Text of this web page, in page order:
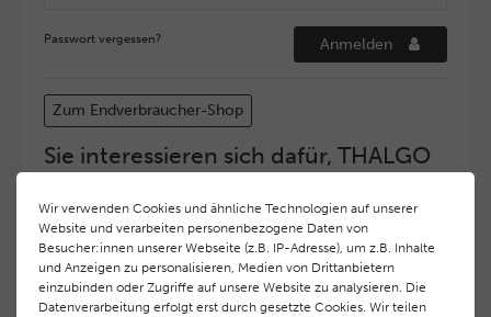
Passwort vergessen? Anmelden
Zum Endverbraucher-Shop
Sie interessieren sich dafür, THALGO
COSMETIC Partner und Depositär zu
werden?
Hohe Servicequalität und ein exzellentes Markenimage
haben bei
THALGO COSMETIC oberste Priorität.
Anspruchsvollen Endverbrauchern möchten wir ein
hohes Qualitätsniveau und gleichzeitig eine
Wir verwenden Cookies und ähnliche Technologien auf unserer
Website und verarbeiten personenbezogene Daten von
Besucher:innen unserer Webseite (z.B. IP-Adresse), um z.B. Inhalte
und Anzeigen zu personalisieren, Medien von Drittanbietern
einzubinden oder Zugriffe auf unsere Website zu analysieren. Die
Datenverarbeitung erfolgt erst durch gesetzte Cookies. Wir teilen